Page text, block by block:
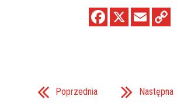
Poprzednia Następna